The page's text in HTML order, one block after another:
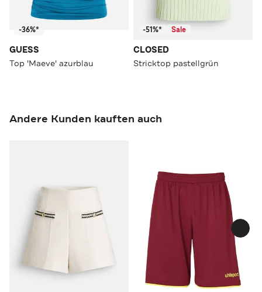
-36%*
GUESS
Top 'Maeve' azurblau
-51%* Sale
CLOSED
Stricktop pastellgrün
Andere Kunden kauften auch